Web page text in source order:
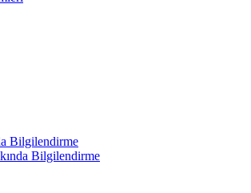
Bilgilendirme
Bilgilendirme